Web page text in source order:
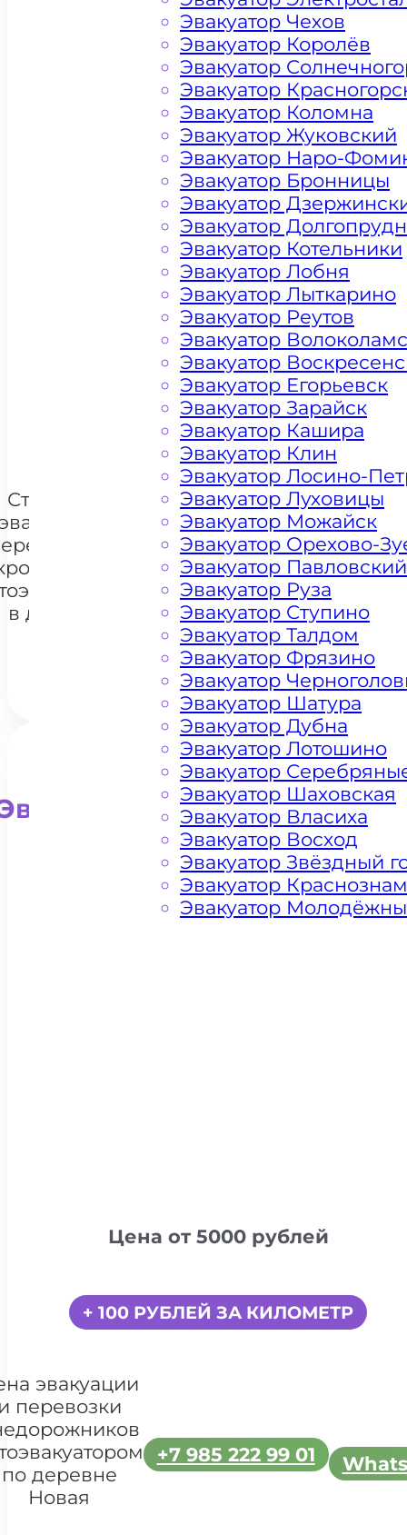
Цена от 4500 рублей
+ 100 РУБЛЕЙ ЗА КИЛОМЕТР
Стоимость
и
в деревне
+7 985 222 99 01
для
Цена от 5000 рублей
+ 100 РУБЛЕЙ ЗА КИЛОМЕТР
эвакуации
перевозки
по деревне
Новая
+7 985 222 99 01
Эвакуатор Чехов
Эвакуатор Королёв
Эвакуатор
Эвакуатор
Эвакуатор Коломна
Эвакуатор Жуковский
Эвакуатор Наро-
Эвакуатор Бронницы
Эвакуатор
Эвакуатор
Эвакуатор Котельники
Эвакуатор Лобня
Эвакуатор Лыткарино
Эвакуатор Реутов
Эвакуатор
Эвакуатор
Эвакуатор Егорьевск
Эвакуатор Зарайск
Эвакуатор Кашира
Эвакуатор Клин
Эвакуатор Лосино-
Эвакуатор Луховицы
Эвакуатор Можайск
Эвакуатор Орехово-
Эвакуатор
Эвакуатор Руза
Эвакуатор Ступино
Эвакуатор Талдом
Эвакуатор Фрязино
Эвакуатор
Эвакуатор Шатура
Эвакуатор Дубна
Эвакуатор Лотошино
Эвакуатор
Эвакуатор Шаховская
Эвакуатор Власиха
Эвакуатор Восход
Эвакуатор Звёздный
Эвакуатор
Эвакуатор